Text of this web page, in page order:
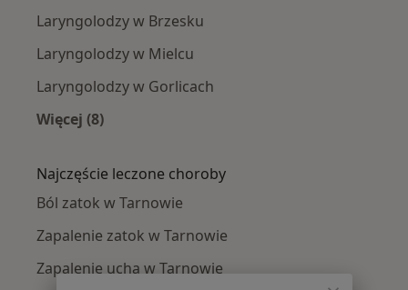
Laryngolodzy w Brzesku
Laryngolodzy w Mielcu
Laryngolodzy w Gorlicach
Więcej (8)
Najczęście leczone choroby
Ból zatok w Tarnowie
Zapalenie zatok w Tarnowie
Zapalenie ucha w Tarnowie